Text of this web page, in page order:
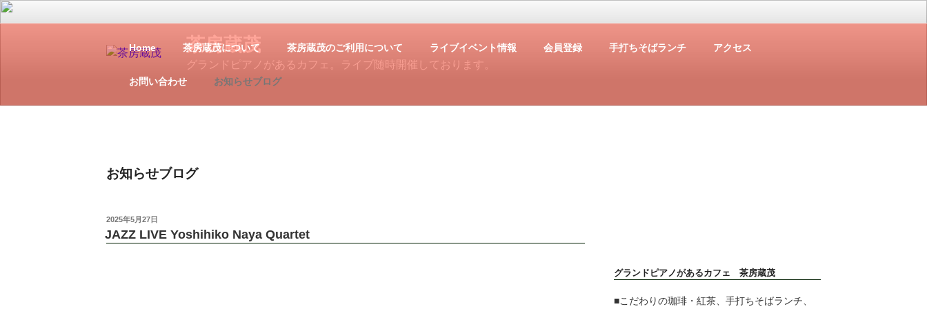
茶房蔵茂
グランドピアノがあるカフェ。ライブ随時開催しております。
Home 茶房蔵茂について 茶房蔵茂のご利用について ライブイベント情報 会員登録 手打ちそばランチ アクセス
お問い合わせ お知らせブログ
お知らせブログ
2025年5月27日
JAZZ LIVE Yoshihiko Naya Quartet
グランドピアノがあるカフェ 茶房蔵茂
■こだわりの珈琲・紅茶、手打ちそばランチ、